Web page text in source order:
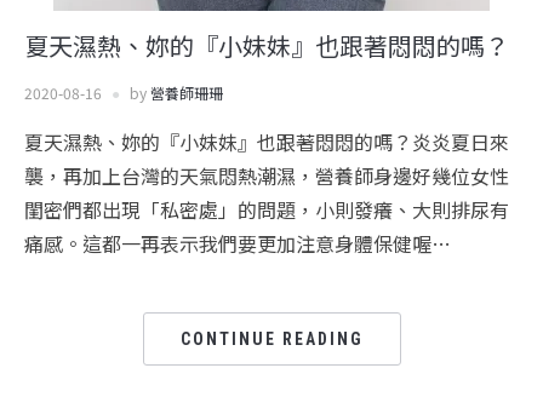
夏天濕熱、妳的『小妹妹』也跟著悶悶的嗎？
2020-08-16 by營養師珊珊
夏天濕熱、妳的『小妹妹』也跟著悶悶的嗎？炎炎夏日來
襲，再加上台灣的天氣悶熱潮濕，營養師身邊好幾位女性
閨密們都出現「私密處」的問題，小則發癢、大則排尿有
痛感。這都一再表示我們要更加注意身體保健喔…
CONTINUE READING